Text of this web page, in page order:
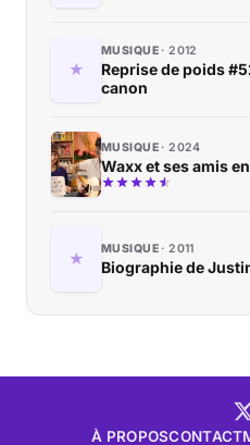
MUSIQUE 2012
Reprise de poids
canon
MUSIQUE 2024
Waxx et ses amis
MUSIQUE 2011
Biographie de
À PROPOSCONTACT